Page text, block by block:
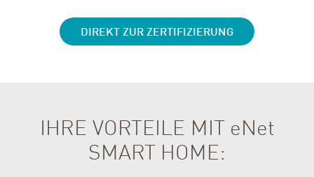
DIREKT ZUR ZERTIFIZIERUNG
IHRE VORTEILE MIT eNet
SMART HOME: